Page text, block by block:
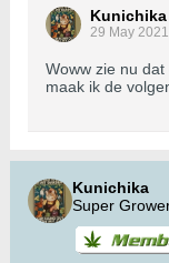
Kunichika
29 May
Woww zie nu
maak ik de
Kunichika
Super